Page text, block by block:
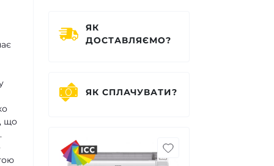
що
ЯК
ДОСТАВЛЯЄМО?
ЯК СПЛАЧУВАТИ?